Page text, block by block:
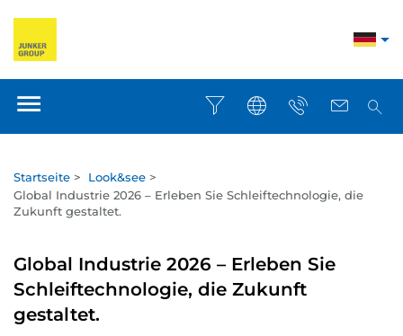
Startseite > Look&see >
Global Industrie 2026 – Erleben Sie Schleiftechnologie, die
Zukunft gestaltet.
Global Industrie 2026 – Erleben Sie
Schleiftechnologie, die Zukunft
gestaltet.